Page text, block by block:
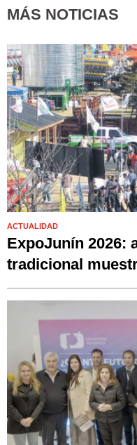
MÁS NOTICIAS
ACTUALIDAD
ExpoJunín 2026:
tradicional